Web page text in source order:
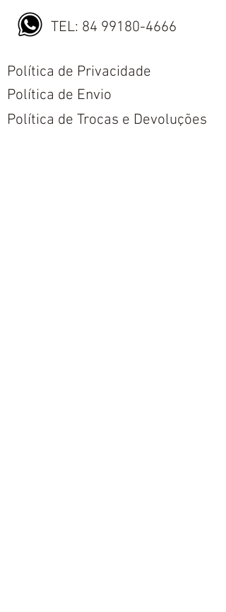
TEL: 84 99180-4666
Política de Privacidade
Política de Envio
Política de Trocas e Devoluções